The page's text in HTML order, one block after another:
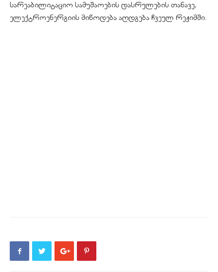
სარეაბილიტაციო სამუშაოების დასრულების თანავე,
ელექტროენერგიის მიწოდება აღდგება ჩვეულ რეჟიმში.